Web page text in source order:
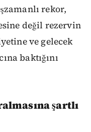
rekor,
değil rezervin
ve gelecek
baktığını
şartlı